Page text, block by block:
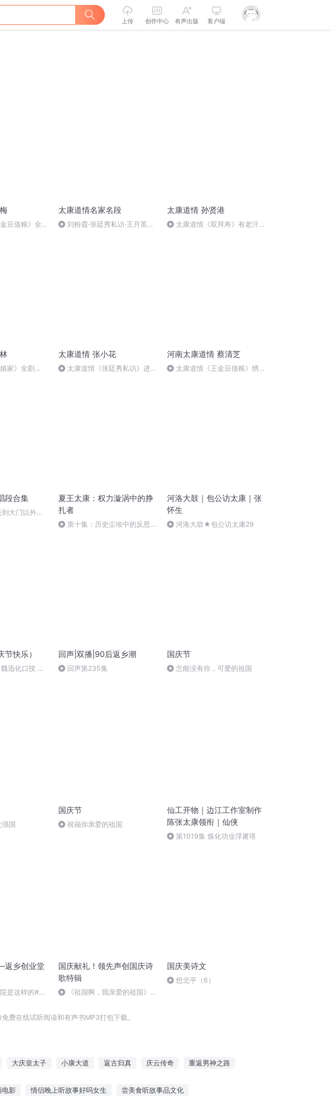
上传 创作中心 有声出版 客户端
豆借粮》全剧
太康道情名家名段
刘粉霞·张廷秀私访·王月英在
太康道情 孙贤港
太康道情《双拜寿》有老汗我
家》全剧
太康道情 张小花
太康道情《张廷秀私访》进城
河南太康道情 蔡清芝
太康道情《王金豆借粮》绣房
段合集
大门以外迎
夏王太康：权力漩涡中的挣
扎者
第十集：历史尘埃中的反思：
河洛大鼓｜包公访太康｜张
怀生
河洛大鼓★包公访太康29
快乐）
迅化口技 二
回声|双播|90后返乡潮
回声第235集
国庆节
怎能没有你，可爱的祖国
强国
国庆节
祝福你亲爱的祖国
仙工开物｜边江工作室制作
陈张太康领衔｜仙侠
第1019集 炼化功业浮屠塔
返乡创业堂
是这样的#乡
国庆献礼！领先声创国庆诗
歌特辑
《祖国啊，我亲爱的祖国》温
国庆美诗文
想北平（6）
费在线试听阅读和有声书MP3打包下载。
大庆皇太子 小康大道 返古归真 庆云传奇 重返男神之路
电影 情侣晚上听故事好吗女生 尝美食听故事品文化